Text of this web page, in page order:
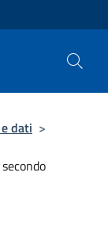
dati >